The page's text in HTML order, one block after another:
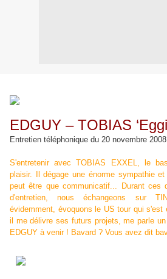
EDGUY – TOBIAS
Entretien téléphonique du 20 novembre 2008
S'entretenir avec TOBIAS EXXEL, le
plaisir. Il dégage une énorme sympathie
peut être que communicatif... Durant ces
d'entretien, nous échangeons sur
évidemment, évoquons le US tour qui s'est
il me délivre ses futurs projets, me parle
EDGUY à venir ! Bavard ? Vous avez dit